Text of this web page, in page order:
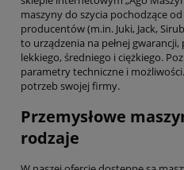
maszyny do szycia pochodzące
producentów (m.in. Juki, Jack,
to urządzenia na pełnej gwarancji,
lekkiego, średniego i ciężkiego.
parametry techniczne i
potrzeb swojej firmy.
Przemysłowe
rodzaje